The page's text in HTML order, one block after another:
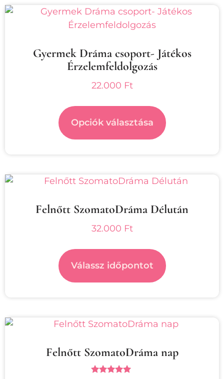
Gyermek Dráma csoport- Játékos
Érzelemfeldolgozás
22.000 Ft
Opciók választása
Felnőtt SzomatoDráma Délután
32.000 Ft
Válassz időpontot
Felnőtt SzomatoDráma nap